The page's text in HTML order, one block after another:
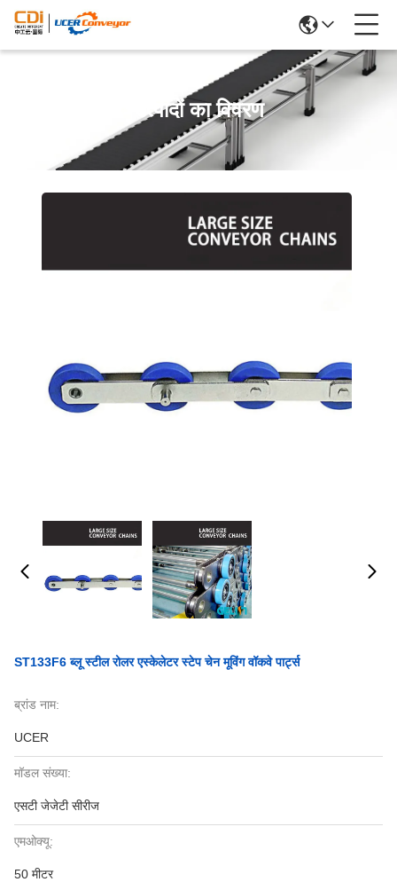
उत्पादों का विवरण
ST133F6 ब्लू स्टील रोलर एस्केलेटर स्टेप चेन मूविंग वॉकवे पार्ट्स
ब्रांड नाम:
UCER
मॉडल संख्या:
एसटी जेजेटी सीरीज
एमओक्यू:
50 मीटर